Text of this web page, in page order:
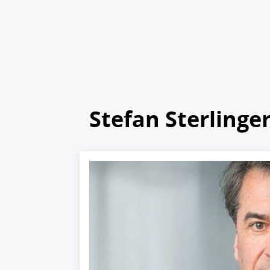
Stefan